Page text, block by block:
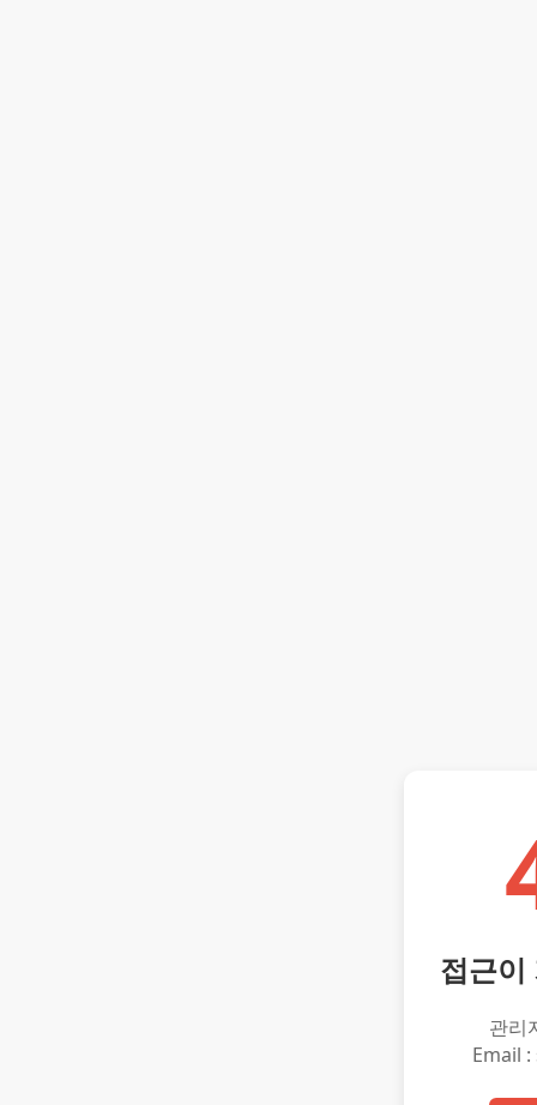
접근이
관리
Email